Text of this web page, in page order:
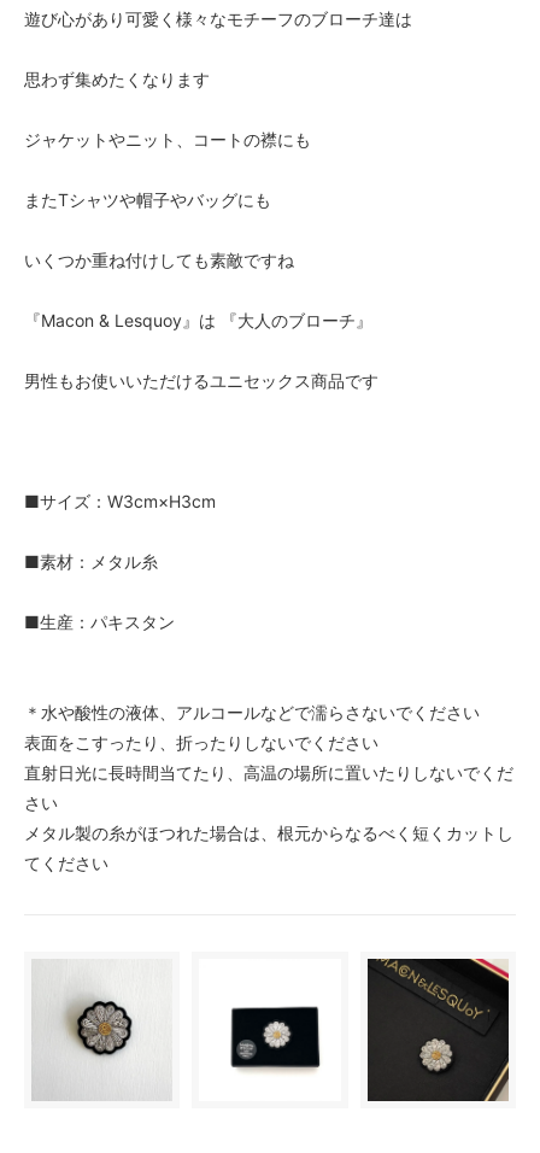
遊び心があり可愛く様々なモチーフのブローチ達は
思わず集めたくなります
ジャケットやニット、コートの襟にも
またTシャツや帽子やバッグにも
いくつか重ね付けしても素敵ですね
『Macon & Lesquoy』は 『大人のブローチ』
男性もお使いいただけるユニセックス商品です
■サイズ：W3cm×H3cm
■素材：メタル糸
■生産：パキスタン
＊水や酸性の液体、アルコールなどで濡らさないでください
表面をこすったり、折ったりしないでください
直射日光に長時間当てたり、高温の場所に置いたりしないでくだ
さい
メタル製の糸がほつれた場合は、根元からなるべく短くカットし
てください